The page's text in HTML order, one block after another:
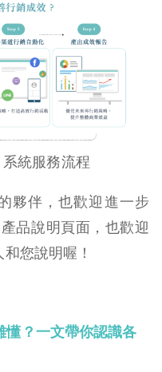
系統服務流程
夥伴，也歡迎進一步
產品說明頁面，也歡迎
您說明喔！
懂？一文帶你認識各